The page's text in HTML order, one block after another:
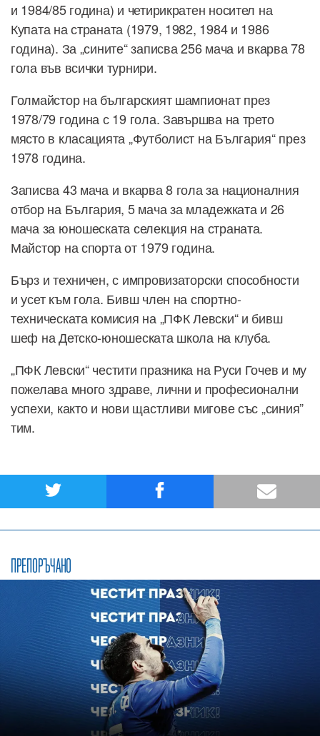
и 1984/85 година) и четирикратен носител на
Купата на страната (1979, 1982, 1984 и 1986
година). За „сините“ записва 256 мача и вкарва 78
гола във всички турнири.
Голмайстор на българският шампионат през
1978/79 година с 19 гола. Завършва на трето
място в класацията „Футболист на България“ през
1978 година.
Записва 43 мача и вкарва 8 гола за националния
отбор на България, 5 мача за младежката и 26
мача за юношеската селекция на страната.
Майстор на спорта от 1979 година.
Бърз и техничен, с импровизаторски способности
и усет към гола. Бивш член на спортно-
техническата комисия на „ПФК Левски“ и бивш
шеф на Детско-юношеската школа на клуба.
„ПФК Левски“ честити празника на Руси Гочев и му
пожелава много здраве, лични и професионални
успехи, както и нови щастливи мигове със „синия”
тим.
ПРЕПОРЪЧАНО